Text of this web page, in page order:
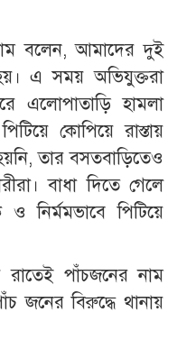
বলেন, আমাদের দুই
এ সময় অভিযুক্তরা
এলোপাতাড়ি হামলা
কোপিয়ে রাস্তায়
তার বসতবাড়িতেও
বাধা দিতে গেলে
পিটিয়ে
পাঁচজনের নাম
জনের বিরুদ্ধে থানায়